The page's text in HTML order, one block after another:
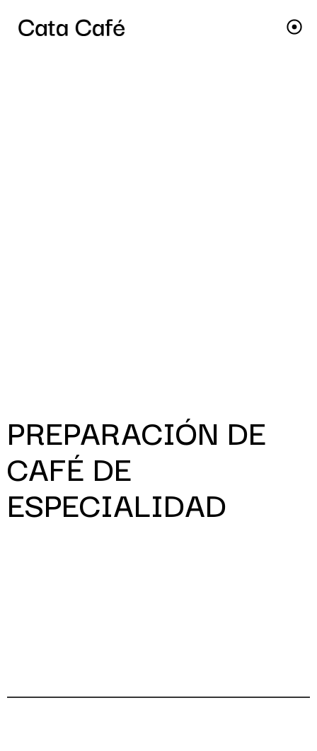
PREPARACIÓN DE
CAFÉ DE
ESPECIALIDAD